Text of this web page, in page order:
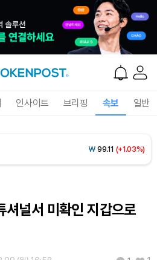
인사이트 브리핑 속보 일반
₩1,475(-0.72%)
₩ 99.11 (+1.03%)
셔널서 미확인 지갑으로